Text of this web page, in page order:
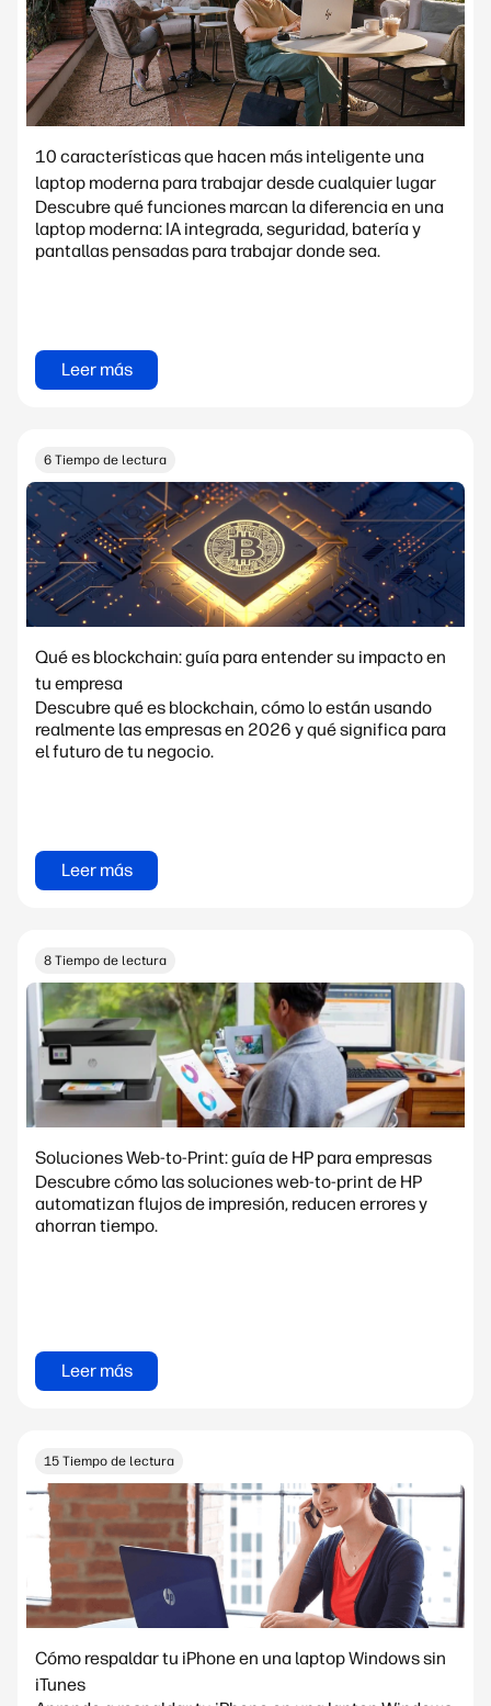
10 características que hacen más inteligente una
laptop moderna para trabajar desde cualquier lugar
Descubre qué funciones marcan la diferencia en una
laptop moderna: IA integrada, seguridad, batería y
pantallas pensadas para trabajar donde sea.
Leer más
6 Tiempo de lectura
Qué es blockchain: guía para entender su impacto en
tu empresa
Descubre qué es blockchain, cómo lo están usando
realmente las empresas en 2026 y qué significa para
el futuro de tu negocio.
Leer más
8 Tiempo de lectura
Soluciones Web-to-Print: guía de HP para empresas
Descubre cómo las soluciones web-to-print de HP
automatizan flujos de impresión, reducen errores y
ahorran tiempo.
Leer más
15 Tiempo de lectura
Cómo respaldar tu iPhone en una laptop Windows sin
iTunes